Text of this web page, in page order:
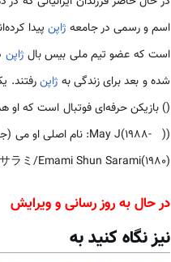
اسم و رسمی در جامعه ژاپن
است که عضو تیم ملی بیس بال ژاپن
شده و بعد برای زندگی به ژاپن
)) بازیکن حرفه‌ای فوتبال است که
サラミ/Emami Shun Sarami(1980)) هنرمند طنز را هم افزود که این آخری از پدری ایرانی و مادری ژاپنی در تهران متولد شد.
در حال به روز رسانی و ویرایش
نیز نگاه کنید به